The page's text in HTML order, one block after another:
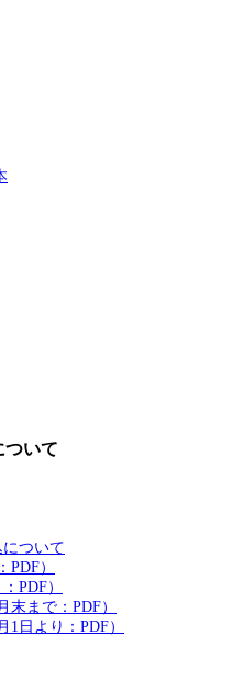
ついて
ついて
）
PDF）
末まで：PDF）
1日より：PDF）